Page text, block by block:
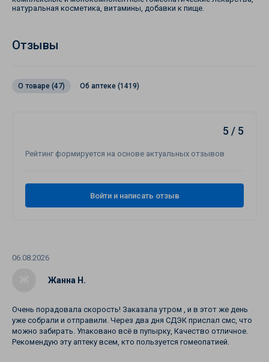
натуральная косметика, витамины, добавки к пище.
Отзывы
О товаре (47) Об аптеке (1419)
Жанна Н.
06.08.2026
Очень порадовала скорость! Заказала утром , и в этот же день
уже собрали и отправили. Через два дня СДЭК прислал смс, что
можно забирать. Упаковано всё в пупырку, Качество отличное.
Рекомендую эту аптеку всем, кто пользуется гомеопатией.
5 / 5
Рейтинг формируется на основе актуальных отзывов
Войти и написать отзыв